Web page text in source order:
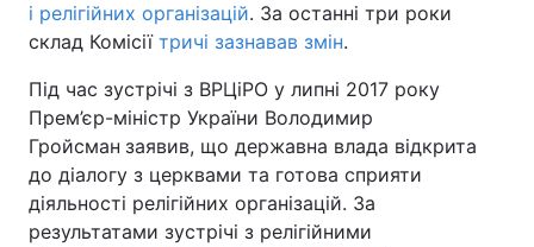
і релігійних організацій. За останні три роки
склад Комісії тричі зазнавав змін.
Під час зустрічі з ВРЦіРО у липні 2017 року
Прем’єр-міністр України Володимир
Гройсман заявив, що державна влада відкрита
до діалогу з церквами та готова сприяти
діяльності релігійних організацій. За
результатами зустрічі з релігійними